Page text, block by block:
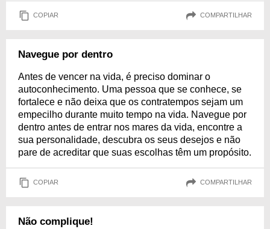
COPIAR COMPARTILHAR
Navegue por dentro
Antes de vencer na vida, é preciso dominar o
autoconhecimento. Uma pessoa que se conhece, se
fortalece e não deixa que os contratempos sejam um
empecilho durante muito tempo na vida. Navegue por
dentro antes de entrar nos mares da vida, encontre a
sua personalidade, descubra os seus desejos e não
pare de acreditar que suas escolhas têm um propósito.
COPIAR COMPARTILHAR
Não complique!